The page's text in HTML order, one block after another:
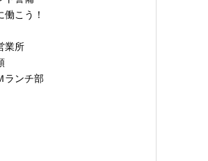
働こう！
業所
ランチ部